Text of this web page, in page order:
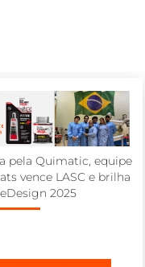
pela Quimatic, equipe
vence LASC e brilha
2025